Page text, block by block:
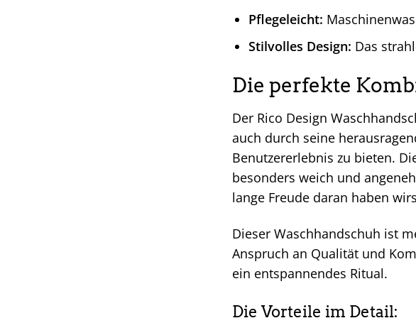
Pflegeleicht:
Stilvolles Design: Das
Die perfekte
Der Rico Design
auch durch seine
Benutzererlebnis zu bieten.
besonders weich und
lange Freude daran haben
Dieser Waschhandschuh ist
Anspruch an Qualität und
ein entspannendes Ritual.
Die Vorteile im Detail: